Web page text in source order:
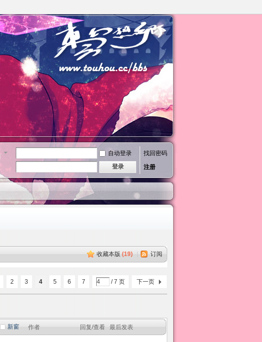
自动登录
找回密码
登录 注册
收藏本版 (19) 订阅
2 3 4 5 6 7 / 7 页 下一页
新窗 作者 回复/查看 最后发表